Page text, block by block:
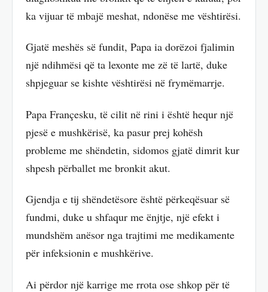
ka vijuar të mbajë meshat, ndonëse me vështirësi.
Gjatë meshës së fundit, Papa ia dorëzoi fjalimin
një ndihmësi që ta lexonte me zë të lartë, duke
shpjeguar se kishte vështirësi në frymëmarrje.
Papa Françesku, të cilit në rini i është hequr një
pjesë e mushkërisë, ka pasur prej kohësh
probleme me shëndetin, sidomos gjatë dimrit kur
shpesh përballet me bronkit akut.
Gjendja e tij shëndetësore është përkeqësuar së
fundmi, duke u shfaqur me ënjtje, një efekt i
mundshëm anësor nga trajtimi me medikamente
për infeksionin e mushkërive.
Ai përdor një karrige me rrota ose shkop për të